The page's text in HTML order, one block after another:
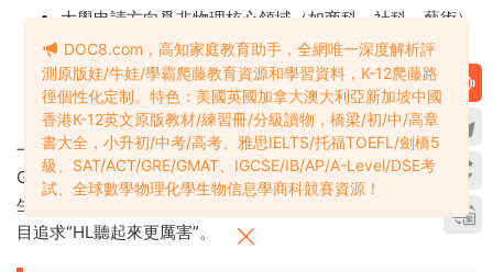
大學申請方向爲非物理核心領域（如商科、社科、藝術）
希望保持較高的GPA，不想被物理“拖後腿”
對物理有興趣，但不需要深入掌握高階内容
希望在150小時内高效完成課程，把時間分配給其他學科
一個常見誤區：認爲SL比HL更容易拿7分。事實上，雖然SL的
Grade Boundary更低（60-65% vs HL的65-70%），但SL學
生的競争同樣激烈。關鍵在于
目追求“HL聽起來更厲害”。
DOC8.com，高知家庭教育助手，全網唯一深度解析評
測原版娃/牛娃/學霸爬藤教育資源和學習資料，K-12爬藤路
徑個性化定制。特色：美國英國加拿大澳大利亞新加坡中國
香港K-12英文原版教材/練習冊/分級讀物，橋梁/初/中/高章
書大全，小升初/中考/高考、雅思IELTS/托福TOEFL/劍橋5
級、SAT/ACT/GRE/GMAT、IGCSE/IB/AP/A-Level/DSE考
試、全球數學物理化學生物信息學商科競賽資源！